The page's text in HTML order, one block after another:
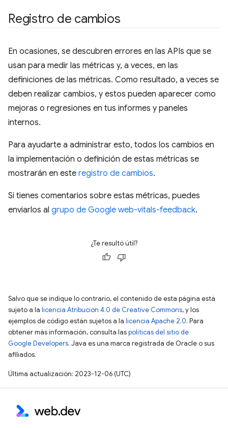
Registro de cambios
En ocasiones, se descubren errores en las APIs que se
usan para medir las métricas y, a veces, en las
definiciones de las métricas. Como resultado, a veces se
deben realizar cambios, y estos pueden aparecer como
mejoras o regresiones en tus informes y paneles
internos.
Para ayudarte a administrar esto, todos los cambios en
la implementación o definición de estas métricas se
mostrarán en este registro de cambios.
Si tienes comentarios sobre estas métricas, puedes
enviarlos al grupo de Google web-vitals-feedback.
¿Te resultó útil?
Salvo que se indique lo contrario, el contenido de esta página está
sujeto a la licencia Atribución 4.0 de Creative Commons, y los
ejemplos de código están sujetos a la licencia Apache 2.0. Para
obtener más información, consulta laspolíticas del sitio de
Google Developers. Java es una marca registrada de Oracle o sus
afiliados.
Última actualización: 2023-12-06 (UTC)